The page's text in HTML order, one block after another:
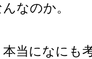
なのか。
当になにも